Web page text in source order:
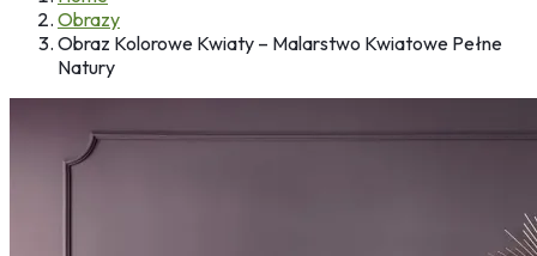
Obrazy
Obraz Kolorowe Kwiaty – Malarstwo Kwiatowe Pełne
Natury